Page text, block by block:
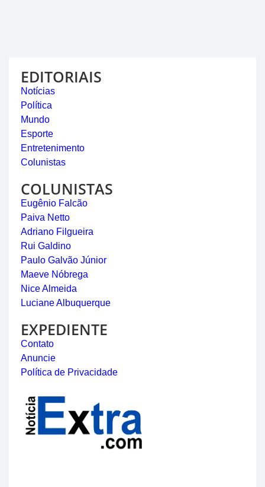
EDITORIAIS
Notícias
Política
Mundo
Esporte
Entretenimento
Colunistas
COLUNISTAS
Eugênio Falcão
Paiva Netto
Adriano Filgueira
Rui Galdino
Paulo Galvão Júnior
Maeve Nóbrega
Nice Almeida
Luciane Albuquerque
EXPEDIENTE
Contato
Anuncie
Política de Privacidade